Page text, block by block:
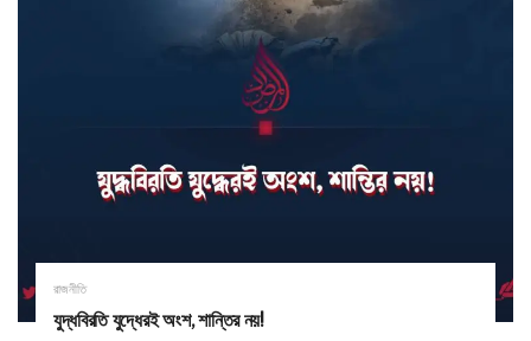
রাজনীতি
যুদ্ধবিরতি যুদ্ধেরই অংশ, শান্তির নয়!